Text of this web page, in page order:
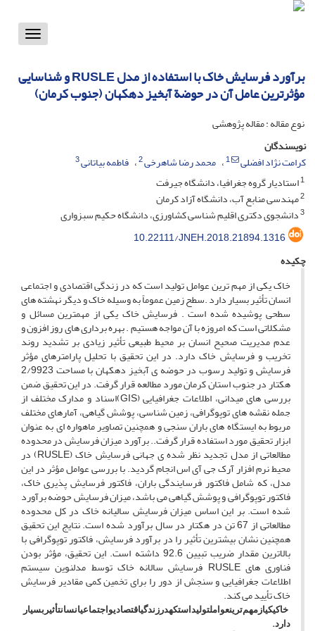
Toggle
برآورد فرسایش خاک با استفاده از مدل RUSLE و شناسایی
مؤثرترین عامل آن در حوضة آبخیز دهکهان (جنوب کرمان)
نوع مقاله : مقاله پژوهشی
نویسندگان
کرامت نژاد افضلی
1 محمد رضا شاهرخی2 فاطمه بیاتانی3
1استادیار گروه جغرافیا، دانشگاه جیرفت
2مهندسی منابع آب، دانشگاه آزاد کرمان
3دانشجوی دکتری اقلیم شناسی کشاورزی، دانشگاه حکیم سبزواری
10.22111/JNEH.2018.21894.1316
چکیده
خاک یکی از مهم ترین عوامل تولید است که در زندگی اقتصادی و اجتماعی
انسان تأثیر بسیار دارد .سطح زمین عموماً به وسیله خاک و دیگر نهشته های
سطحی پوشیده شده است . فرسایش خاک یکی از مهمترین مسائل و
مشکلاتی است که امروزه با آن مواجه هستیم . بهره برداری های روز افزون و
عدم مدیریت صحیح انسان بر محیط طبیعی تأثیر زیادی بر تشدید روند
تخریب و فرسایش خاک دارد. در این تحقیق با تحلیل پارامترهای مؤثر
فرسایش و تولید رسوب در حوضه ی آبخیز دهکهان با مساحت 2/9923
هکتار در جنوب استان کرمان مورد مطالعه قرار گرفت. در این تحقیق ضمن
بررسی های میدانی، اطلاعات جغرافیایی (GIS)اسناد و مدارک مختلف از
جمله نقشه های توپوگرافی، زمین شناسی، پوشش گیاهی، آمارهای مختلف
مربوط به ایستگاه های باران سنجی و همچنین تصاویر ماهواره ای به عنوان
ابزار تحقیق مورد استفاده قرار گرفت.. برآورد میزان فرسایش در محدوده
مطالعاتی از مدل تجدید نظر شده ی جهانی فرسایش خاک (RUSLE) در
محیط نرم افزار آرک جی آی اس انجام گردید. با بررسی عوامل مؤثر در این
مدل، که شامل فاکتور فرسایندگی باران، فاکتور فرسایش پذیری خاک،
فاکتور توپوگرافی و پوشش گیاهی می باشد، میزان فرسایش حوضه برآورد
شده است. بر این اساس میزان فرسایش سالیانه خاک در کل محدوده
مطالعاتی از 67 تن در هکتار در سال برآورد شده است. نتایج این تحقیق
همچنین نشان بیشترین تأثیر را در برآورد فرسایش، فاکتور توپوگرافی با
بالاترین مقدار ضریب تبیین 92.6 داشته است. این تحقیق، مؤثر بودن
فناوری های RUSLE فرسایش سالانه خاک توسط مدلنوین سیستم
اطلاعات جغرافیایی و سنجش از دور را برای تخمین کمی مقادیر فرسایش
خاک تأیید می کند.
خاکیکیاز مهم‌ترینعواملتولید استکهدر زندگیاقتصادیو اجتماعیانسانتأثیر بسیار
دارد.